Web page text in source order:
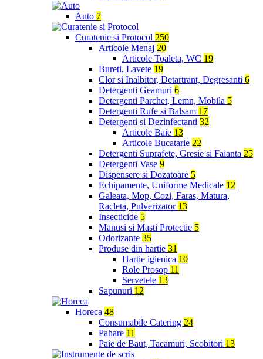
Auto 7
Curatenie si Protocol 250
Articole Menaj 20
Articole Toaleta, WC 19
Bureti, Lavete 19
Clor si Inalbitor, Detartrant, Degresanti 6
Detergenti Geamuri 6
Detergenti Parchet, Lemn, Mobila 5
Detergenti Rufe si Balsam 17
Detergenti si Dezinfectanti 32
Articole Baie 13
Articole Bucatarie 22
Detergenti Suprafete, Gresie si Faianta 25
Detergenti Vase 9
Dispensere si Dozatoare 5
Echipamente, Uniforme Medicale 12
Galeata, Mop, Cozi, Faras, Matura,
Racleta, Pulverizator 13
Insecticide 5
Manusi si Masti Protectie 5
Odorizante 35
Produse din hartie 31
Hartie igienica 10
Role Prosop 11
Servetele 13
Sapunuri 12
Horeca 48
Consumabile Catering 24
Pahare 11
Paie de Baut, Tacamuri, Scobitori 13